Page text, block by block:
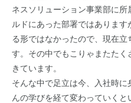
ネスソリューション事業部に
ルドにあった部署ではありま
る形ではなかったので、現在
す。その中でもこりゃまたた
きています。
そんな中で足立は今、入社時
んの学びを経て変わっていく